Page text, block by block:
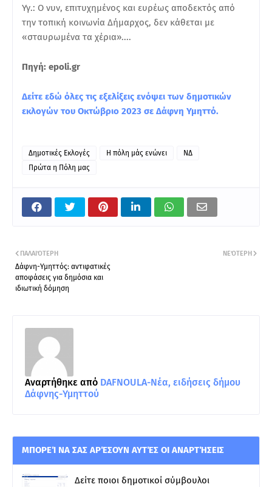
Υγ.: Ο νυν, επιτυχημένος και ευρέως αποδεκτός από
την τοπική κοινωνία Δήμαρχος, δεν κάθεται με
«σταυρωμένα τα χέρια»....
Πηγή: epoli.gr
Δείτε εδώ όλες τις εξελίξεις ενόψει των δημοτικών
εκλογών του Οκτώβριο 2023 σε Δάφνη Υμηττό.
Δημοτικές Εκλογές Η πόλη μάς ενώνει
ΝΔ
Πρώτα η Πόλη μας
ΝΕΌΤΕΡΗ
ΠΑΛΑΙΌΤΕΡΗ
Δάφνη-Υμηττός: αντιφατικές
αποφάσεις για δημόσια και
ιδιωτική δόμηση
Αναρτήθηκε από DAFNOULA-Νέα, ειδήσεις δήμου
Δάφνης-Υμηττού
ΜΠΟΡΕΊ ΝΑ ΣΑΣ ΑΡΈΣΟΥΝ ΑΥΤΈΣ ΟΙ ΑΝΑΡΤΉΣΕΙΣ
Δείτε ποιοι δημοτικοί σύμβουλοι